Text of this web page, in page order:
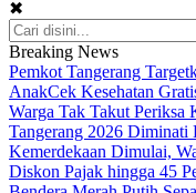
✖
Breaking News
Pemkot Tangerang
AnakCek Kesehatan
Warga Tak Takut Periksa
Tangerang 2026 Diminati
Kemerdekaan Dimulai,
Diskon Pajak hingga 45